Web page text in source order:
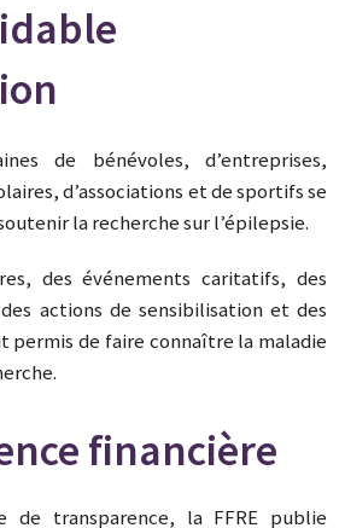
de bénévoles, d’entreprises,
d’associations et de sportifs se
la recherche sur l’épilepsie.
des événements caritatifs, des
actions de sensibilisation et des
permis de faire connaître la maladie
financière
de transparence, la FFRE publie